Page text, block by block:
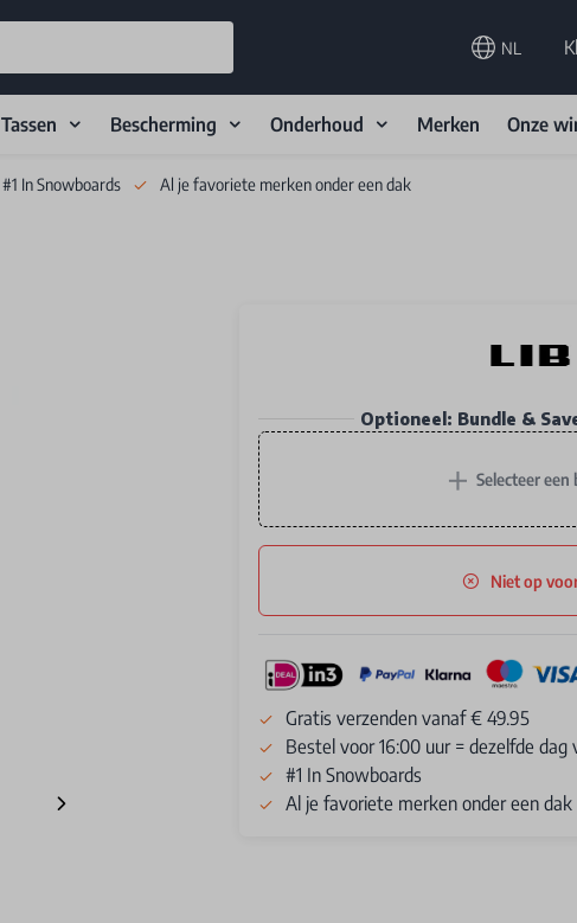
NL
Tassen Bescherming Onderhoud Merken Onze
#1 In Snowboards Al je favoriete merken onder een dak
Optioneel: Bundle &
+ Selecteer een
Niet op
Gratis verzenden vanaf € 49.95
Bestel voor 16:00 uur = dezelfde dag
#1 In Snowboards
Al je favoriete merken onder een dak